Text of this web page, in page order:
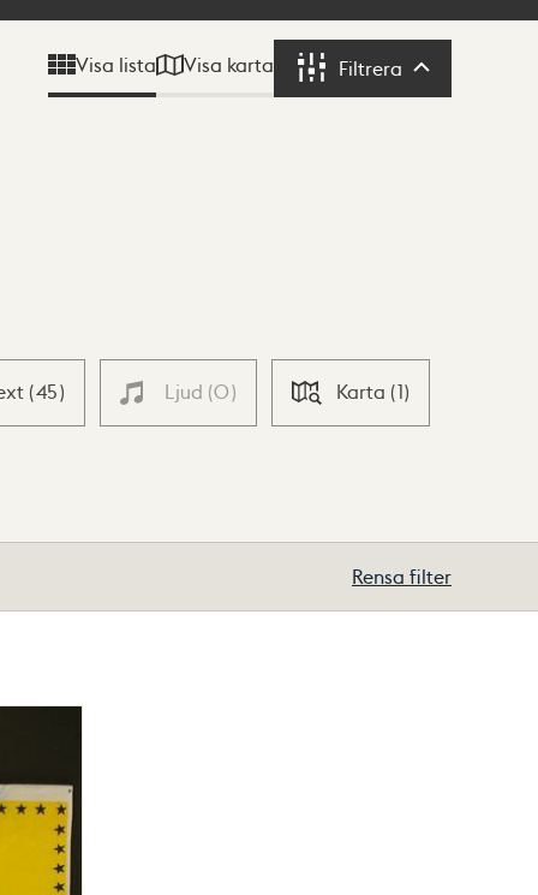
Visa lista Visa karta Filtrera Filtrera
(45) Ljud (0) Karta (1)
Rensa filter